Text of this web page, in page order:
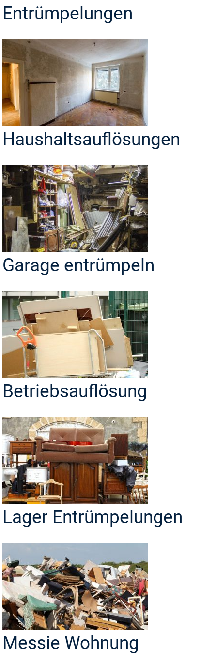
Entrümpelungen
Haushaltsauflösungen
Garage entrümpeln
Betriebsauflösung
Lager Entrümpelungen
Messie Wohnung